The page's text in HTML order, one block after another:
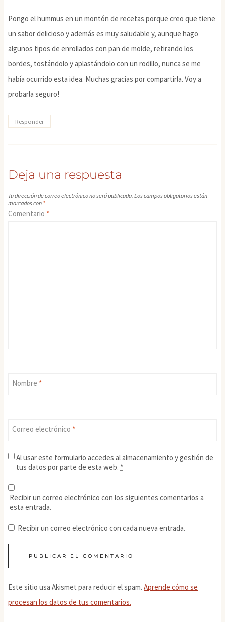
Pongo el hummus en un montón de recetas porque creo que tiene
un sabor delicioso y además es muy saludable y, aunque hago
algunos tipos de enrollados con pan de molde, retirando los
bordes, tostándolo y aplastándolo con un rodillo, nunca se me
había ocurrido esta idea. Muchas gracias por compartirla. Voy a
probarla seguro!
Responder
Deja una respuesta
Tu dirección de correo electrónico no será publicada. Los campos obligatorios están
marcados con *
Comentario *
Nombre *
Correo electrónico *
Al usar este formulario accedes al almacenamiento y gestión de
tus datos por parte de esta web. *
Recibir un correo electrónico con los siguientes comentarios a
esta entrada.
Recibir un correo electrónico con cada nueva entrada.
Este sitio usa Akismet para reducir el spam. Aprende cómo se
procesan los datos de tus comentarios.